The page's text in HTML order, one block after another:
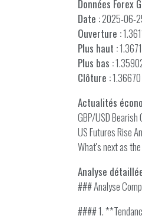
Données Forex
Date :2025-06-
Ouverture :
Plus haut :
Plus bas :
Clôture :1.36670
Actualités
GBP/USD Bearish
US Futures Rise
What's next as
Analyse
### Analyse
#### 1.